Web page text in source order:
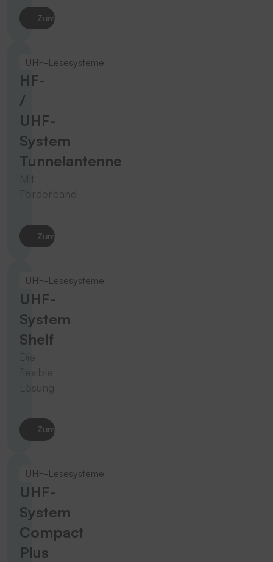
Zum Produkt
UHF-Lesesysteme
HF-
/
UHF-
System
Tunnelantenne
Mit
Förderband
Zum Produkt
UHF-Lesesysteme
UHF-
System
Shelf
Die
flexible
Lösung
Zum Produkt
UHF-Lesesysteme
UHF-
System
Compact
Plus